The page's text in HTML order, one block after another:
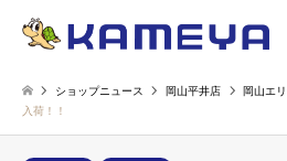
ショップニュース 岡山平井店 岡山エ
入荷！！